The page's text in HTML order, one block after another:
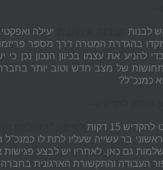
לבנות יעילה
בהגדרת המטרה דרך מספר
להניע את עצמו בכיוון הנכון נכן
תחושות של מצב חדש וטוב יותר
כמנכ"ל?
15 דקות
ראשוני בר עשייה שעליו לתת לו
שלמות גם כאן. לאחריו יש לבצע
העבודה והתקשורת הארגונית בחברה.